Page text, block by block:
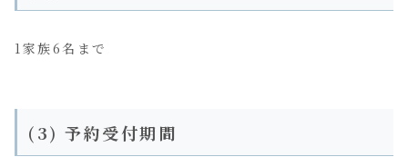
1家族6名まで
(3) 予約受付期間